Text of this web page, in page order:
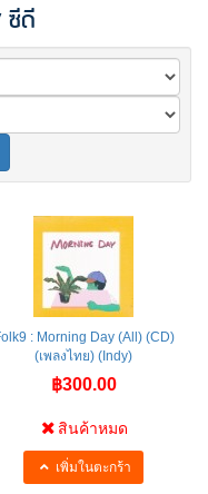
ซีดี
: Morning Day (All) (CD)
(เพลงไทย) (Indy)
฿300.00
สินค้าหมด
เพิ่มในตะกร้า